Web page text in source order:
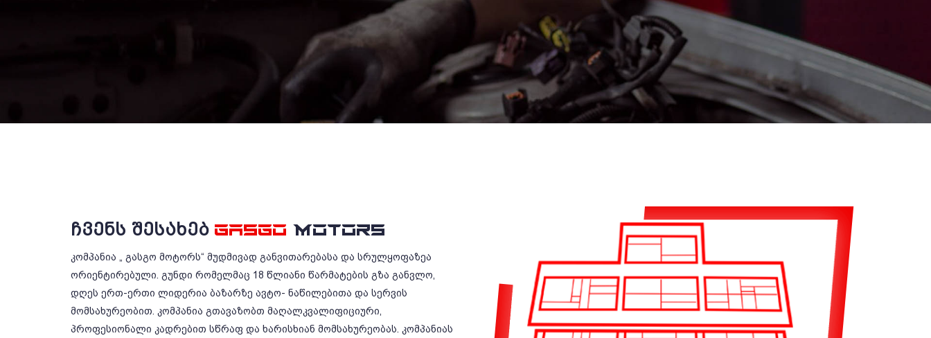
ᲩᲕᲔᲜᲡ ᲨᲔᲡᲐᲮᲔᲑ GASGO MOTORS
კომპანია „ გასგო მოტორს“ მუდმივად განვითარებასა და სრულყოფაზეა
ორიენტირებული. გუნდი რომელმაც 18 წლიანი წარმატების გზა განვლო,
დღეს ერთ-ერთი ლიდერია ბაზარზე ავტო- ნაწილებითა და სერვის
მომსახურეობით. კომპანია გთავაზობთ მაღალკვალიფიციური,
პროფესიონალი კადრებით სწრაფ და ხარისხიან მომსახურეობას. კომპანიას